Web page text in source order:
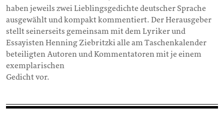
haben jeweils zwei Lieblingsgedichte deutscher Sprache
ausgewählt und kompakt kommentiert. Der Herausgeber
stellt seinerseits gemeinsam mit dem Lyriker und
Essayisten Henning Ziebritzki alle am Taschenkalender
beteiligten Autoren und Kommentatoren mit je einem
exemplarischen
Gedicht vor.